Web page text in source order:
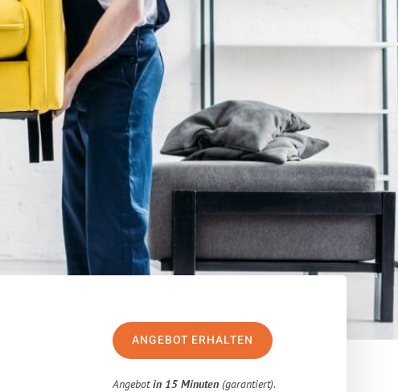
ANGEBOT ERHALTEN
Angebotin 15 Minuten (garantiert).